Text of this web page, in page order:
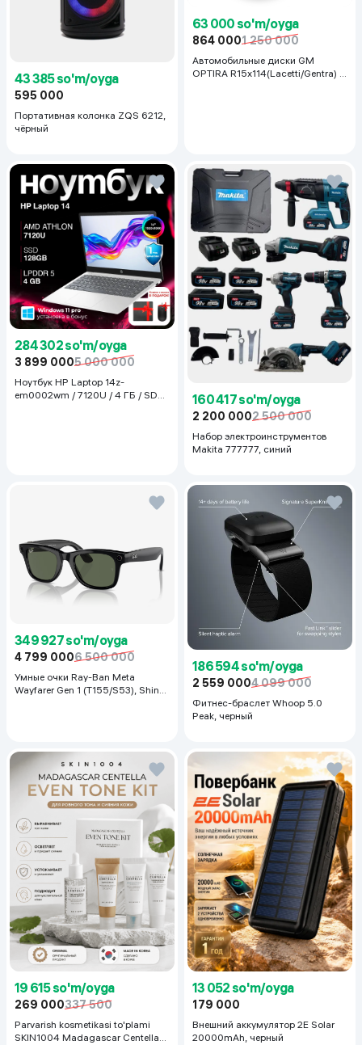
43 385 so'm/oyga
595 000
Портативная колонка ZQS 6212,
чёрный
63 000 so'm/oyga
864 0001 250 000
Автомобильные диски GM
OPTIRA R15x114(Lacetti/Gentra) 1
284 302 so'm/oyga
3 899 0005 000 000
Ноутбук HP Laptop 14z-
em0002wm / 7120U / 4 ГБ / SDD
160 417 so'm/oyga
2 200 0002 500 000
Набор электроинструментов
Makita 777777, синий
349 927 so'm/oyga
4 799 0006 500 000
Умные очки Ray-Ban Meta
Wayfarer Gen 1 (T155/S53), Shiny
186 594 so'm/oyga
2 559 0004 099 000
Фитнес-браслет Whoop 5.0
Peak, черный
19 615 so'm/oyga
269 000337 500
Parvarish kosmetikasi to'plami
SKIN1004 Madagascar Centella
13 052 so'm/oyga
179 000
Внешний аккумулятор 2E Solar
20000mAh, черный